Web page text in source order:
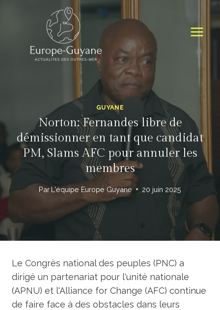
GUYANE
Norton: Fernandes libre de
démissionner en tant que candidat
PM, Slams AFC pour annuler les
membres
ParL'équipe Europe Guyane 20 juin 2025
Le Congrès national des peuples (PNC) a
dirigé un partenariat pour l'unité nationale
(APNU) et l'Alliance for Change (AFC) continue
de faire face à des obstacles dans leurs